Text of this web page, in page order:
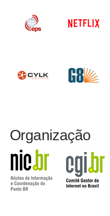
Organização